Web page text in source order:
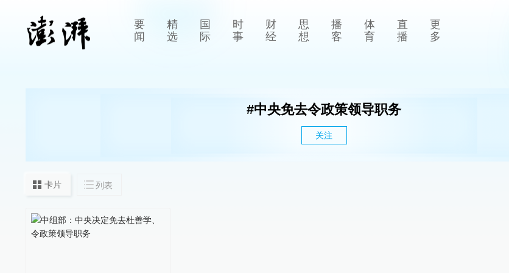
要
闻
精
选
国
际
时
事
财
经
思
想
播
客
体
育
直
播
更
多
#中央免去令政策领导职务
关注
卡片 列表